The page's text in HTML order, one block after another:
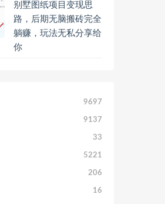
别墅图纸项目变现思
路，后期无脑搬砖完全
躺赚，玩法无私分享给
你
9697
9137
33
5221
206
16